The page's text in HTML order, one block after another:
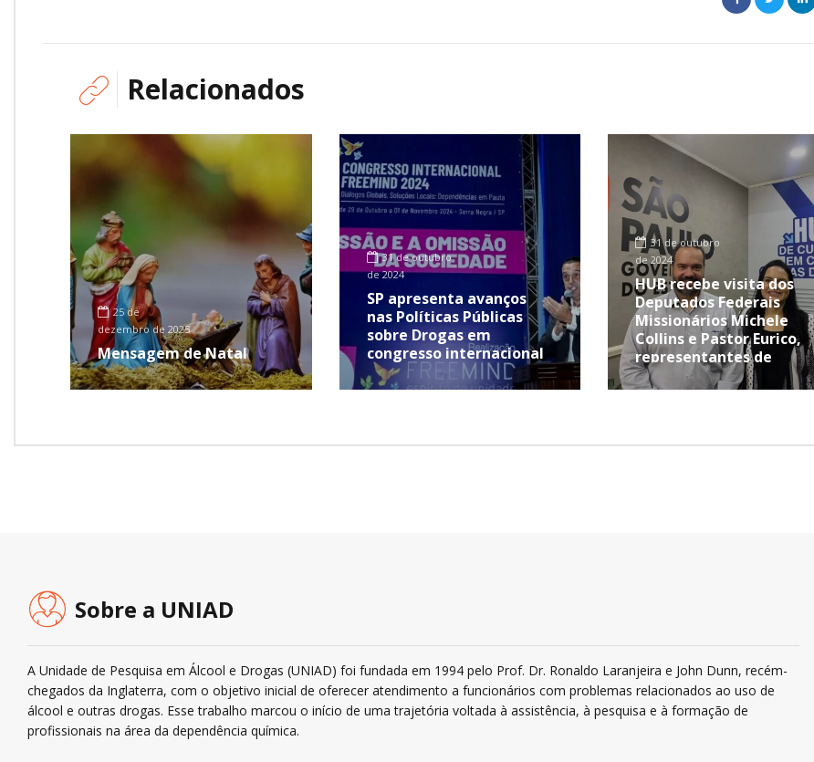
Relacionados
25 de
dezembro de 2025
Mensagem de Natal
31 de outubro
de 2024
SP apresenta avanços
nas Políticas Públicas
sobre Drogas em
congresso internacional
31 de outubro
de 2024
HUB recebe visita dos
Deputados Federais
Missionários Michele
Collins e Pastor Eurico,
representantes de
Pernambuco
Sobre a UNIAD
A Unidade de Pesquisa em Álcool e Drogas (UNIAD) foi fundada em 1994 pelo Prof. Dr. Ronaldo Laranjeira e John Dunn, recém-
chegados da Inglaterra, com o objetivo inicial de oferecer atendimento a funcionários com problemas relacionados ao uso de
álcool e outras drogas. Esse trabalho marcou o início de uma trajetória voltada à assistência, à pesquisa e à formação de
profissionais na área da dependência química.